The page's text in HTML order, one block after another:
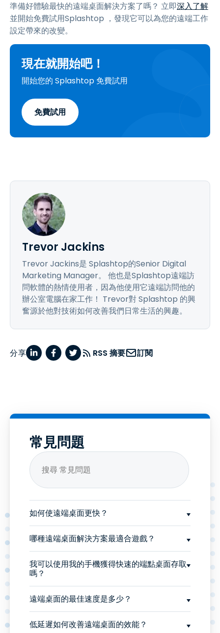
準備好體驗最快的遠端桌面解決方案了嗎？ 立即深入了解
並開始免費試用Splashtop ，發現它可以為您的遠端工作
設定帶來的改變。
現在就開始吧！
開始您的 Splashtop 免費試用
免費試用
Trevor Jackins
Trevor Jackins是 Splashtop的Senior Digital
Marketing Manager。 他也是Splashtop遠端訪
問軟體的熱情使用者，因為他使用它遠端訪問他的
辦公室電腦在家工作！ Trevor對 Splashtop 的興
奮源於他對技術如何改善我們日常生活的興趣。
分享 RSS 摘要 訂閱
常見問題
如何使遠端桌面更快？
哪種遠端桌面解決方案最適合遊戲？
我可以使用我的手機獲得快速的端點桌面存取
嗎？
遠端桌面的最佳速度是多少？
低延遲如何改善遠端桌面的效能？